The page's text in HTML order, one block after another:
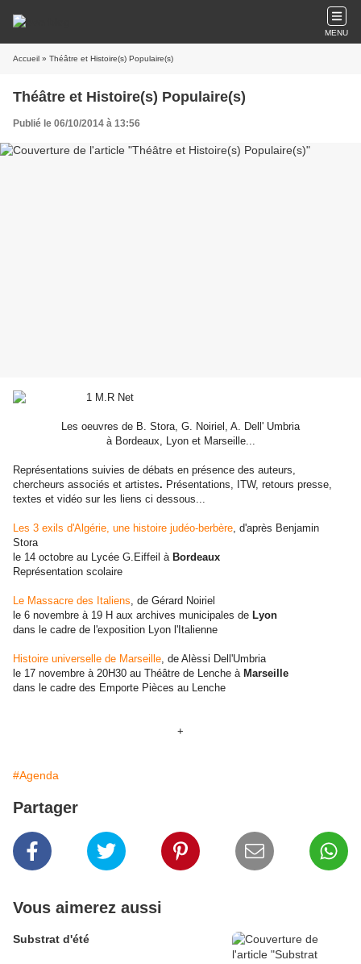
MENU
Accueil » Théâtre et Histoire(s) Populaire(s)
Théâtre et Histoire(s) Populaire(s)
Publié le 06/10/2014 à 13:56
Les oeuvres de B. Stora, G. Noiriel, A. Dell' Umbria
à Bordeaux, Lyon et Marseille...
Représentations suivies de débats en présence des auteurs,
chercheurs associés et artistes. Présentations, ITW, retours presse,
textes et vidéo sur les liens ci dessous...
Les 3 exils d'Algérie, une histoire judéo-berbère, d'après Benjamin
Stora
le 14 octobre au Lycée G.Eiffeil à Bordeaux
Représentation scolaire
Le Massacre des Italiens, de Gérard Noiriel
le 6 novembre à 19 H aux archives municipales de Lyon
dans le cadre de l'exposition Lyon l'Italienne
Histoire universelle de Marseille, de Alèssi Dell'Umbria
le 17 novembre à 20H30 au Théâtre de Lenche à Marseille
dans le cadre des Emporte Pièces au Lenche
+
#Agenda
Partager
Vous aimerez aussi
Substrat d'été